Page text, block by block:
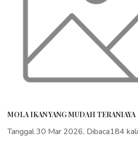
MOLA IKAN YANG MUDAH TERANIAYA
Tanggal 30 Mar 2026, Dibaca184 kali